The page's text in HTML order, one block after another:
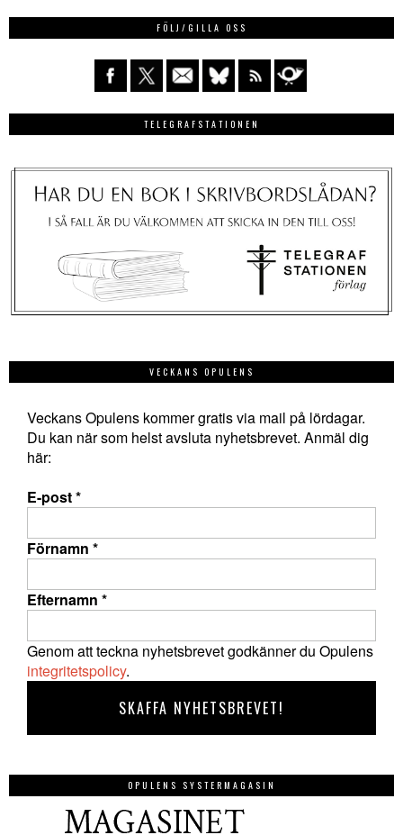
FÖLJ/GILLA OSS
TELEGRAFSTATIONEN
VECKANS OPULENS
Veckans Opulens kommer gratis via mail på lördagar.
Du kan när som helst avsluta nyhetsbrevet. Anmäl dig
här:
E-post*
Förnamn *
Efternamn *
Genom att teckna nyhetsbrevet godkänner du Opulens
integritetspolicy.
OPULENS SYSTERMAGASIN